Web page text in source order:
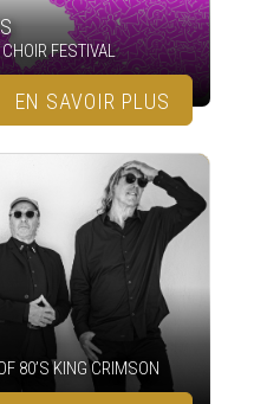
FESTIVAL
EN SAVOIR PLUS
80’S KING CRIMSON